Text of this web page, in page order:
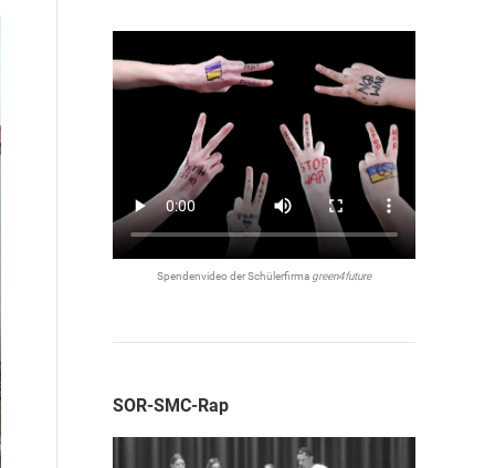
Spendenvideo der Schülerfirma green4future
SOR-SMC-Rap